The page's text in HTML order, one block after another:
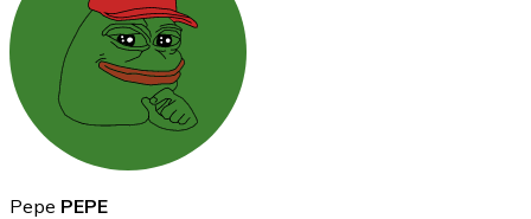
Ethereum
Pepe PEPE